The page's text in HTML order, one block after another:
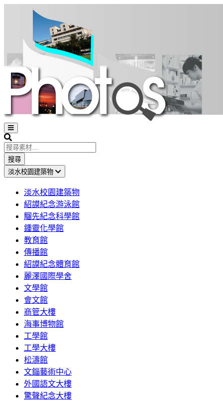
Open
sidebar
Search
搜尋
淡水校園建築物
淡水校園建築物
紹謨紀念游泳館
騮先紀念科學館
鍾靈化學館
教育館
傳播館
紹謨紀念體育館
麗澤國際學舍
文學館
會文館
商管大樓
海事博物館
工學館
工學大樓
松濤館
文錙藝術中心
外國語文大樓
驚聲紀念大樓